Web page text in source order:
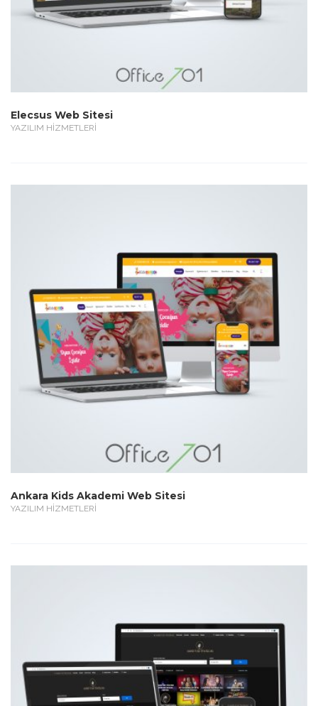
Elecsus Web Sitesi
YAZILIM HİZMETLERİ
Ankara Kids Akademi Web Sitesi
YAZILIM HİZMETLERİ